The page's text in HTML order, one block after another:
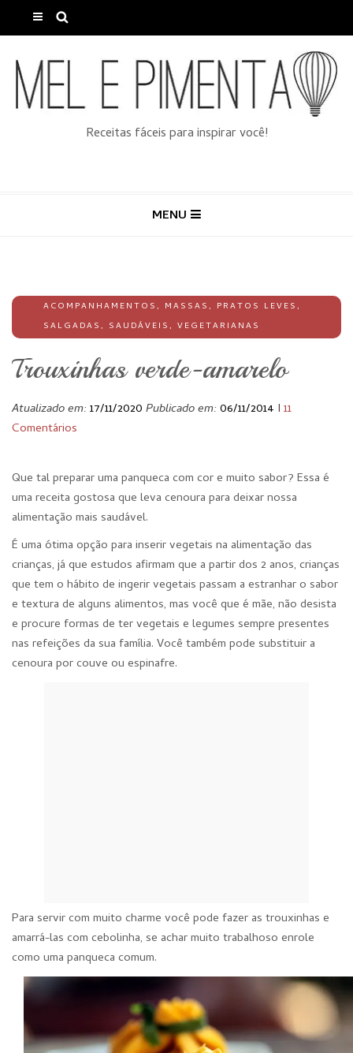
Receitas fáceis para inspirar você!
MENU
ACOMPANHAMENTOS, MASSAS, PRATOS LEVES,
SALGADAS, SAUDÁVEIS, VEGETARIANAS
Trouxinhas verde-amarelo
Atualizado em:17/11/2020 Publicado em:06/11/2014 I 11
Comentários
Que tal preparar uma panqueca com cor e muito sabor? Essa é
uma receita gostosa que leva cenoura para deixar nossa
alimentação mais saudável.
É uma ótima opção para inserir vegetais na alimentação das
crianças, já que estudos afirmam que a partir dos 2 anos, crianças
que tem o hábito de ingerir vegetais passam a estranhar o sabor
e textura de alguns alimentos, mas você que é mãe, não desista
e procure formas de ter vegetais e legumes sempre presentes
nas refeições da sua família. Você também pode substituir a
cenoura por couve ou espinafre.
Para servir com muito charme você pode fazer as trouxinhas e
amarrá-las com cebolinha, se achar muito trabalhoso enrole
como uma panqueca comum.